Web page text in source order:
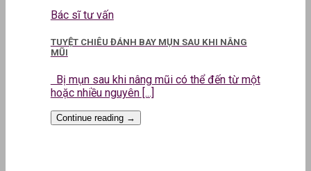
Bác sĩ tư vấn
TUYỆT CHIÊU ĐÁNH BAY MỤN SAU KHI NÂNG
MŨI
Bị mụn sau khi nâng mũi có thể đến từ một
hoặc nhiều nguyên [...]
Continue reading →